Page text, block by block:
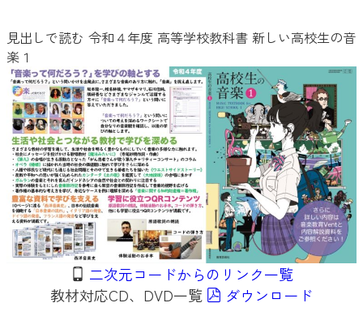
見出しで読む 令和４年度 高等学校教科書 新しい高校生の音
楽１
二次元コードからのリンク一覧
教材対応CD、DVD一覧
ダウンロード